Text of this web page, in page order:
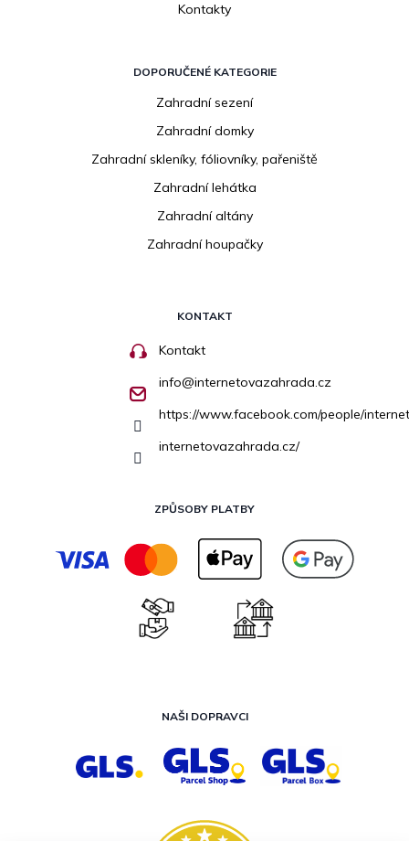
Kontakty
DOPORUČENÉ KATEGORIE
Zahradní sezení
Zahradní domky
Zahradní skleníky, fóliovníky, pařeniště
Zahradní lehátka
Zahradní altány
Zahradní houpačky
KONTAKT
Kontakt
info@internetovazahrada.cz
https://www.facebook.com/people/
internetovazahrada.cz/
ZPŮSOBY PLATBY
NAŠI DOPRAVCI